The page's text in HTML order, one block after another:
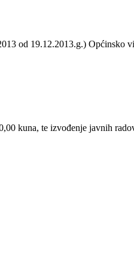
od 19.12.2013.g.) Općinsko
kuna, te izvođenje javnih